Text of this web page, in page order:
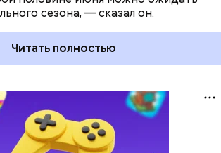
сезона, — сказал он.
Читать полностью